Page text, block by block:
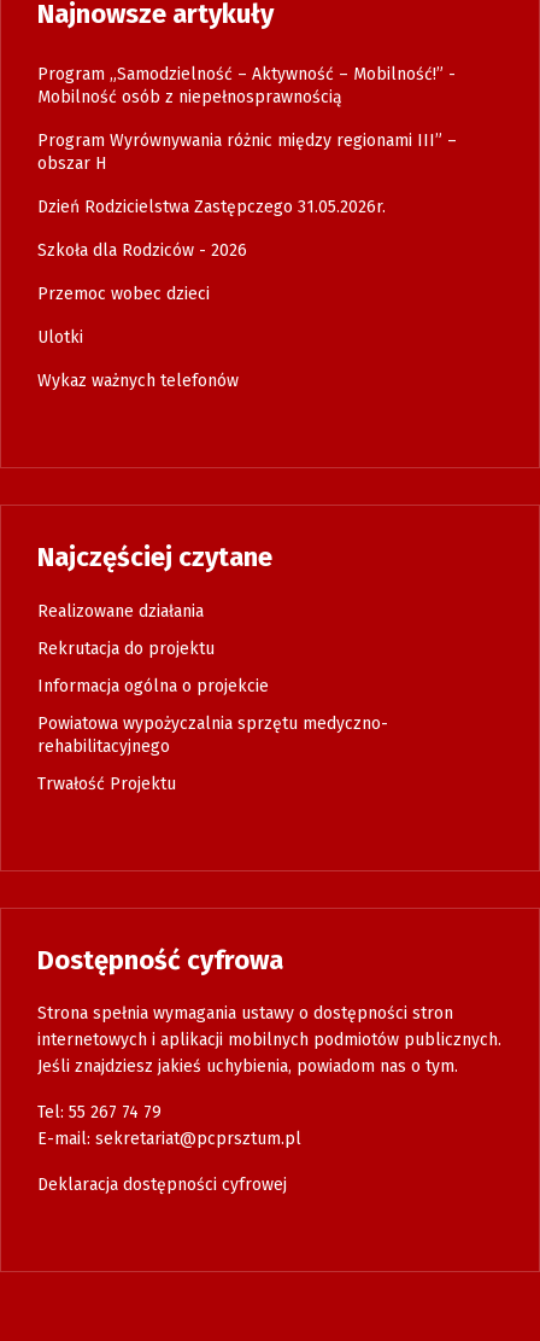
Najnowsze artykuły
Program „Samodzielność – Aktywność – Mobilność!” -
Mobilność osób z niepełnosprawnością
Program Wyrównywania różnic między regionami III” –
obszar H
Dzień Rodzicielstwa Zastępczego 31.05.2026r.
Szkoła dla Rodziców - 2026
Przemoc wobec dzieci
Ulotki
Wykaz ważnych telefonów
Najczęściej czytane
Realizowane działania
Rekrutacja do projektu
Informacja ogólna o projekcie
Powiatowa wypożyczalnia sprzętu medyczno-
rehabilitacyjnego
Trwałość Projektu
Dostępność cyfrowa
Strona spełnia wymagania ustawy o dostępności stron
internetowych i aplikacji mobilnych podmiotów publicznych.
Jeśli znajdziesz jakieś uchybienia, powiadom nas o tym.
Tel: 55 267 74 79
E-mail: sekretariat@pcprsztum.pl
Deklaracja dostępności cyfrowej